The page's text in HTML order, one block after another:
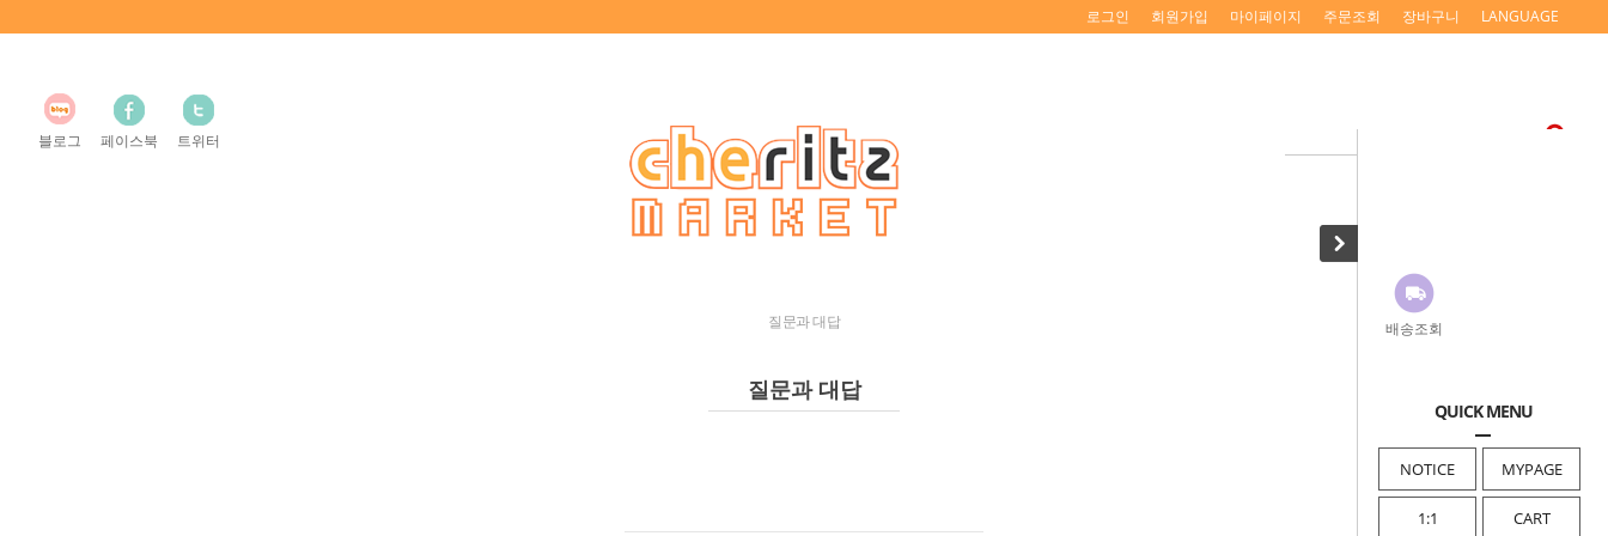
배송조회
QUICK MENU
NOTICE MYPAGE
1:1 CART
로그인 회원가입 마이페이지 주문조회 장바구니 LANGUAGE
블로그 페이스북 트위터
질문과 대답
질문과 대답